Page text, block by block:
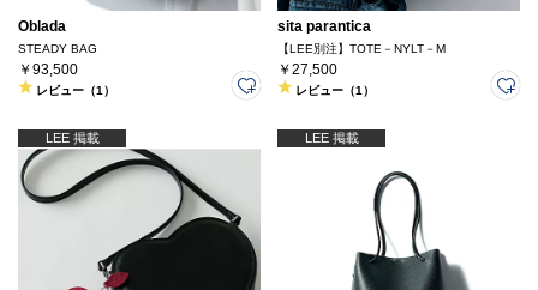
Oblada
STEADY BAG
￥93,500
レビュー（1）
sita parantica
【LEE別注】TOTE－NYLT－M
￥27,500
レビュー（1）
LEE 掲載 LEE 掲載